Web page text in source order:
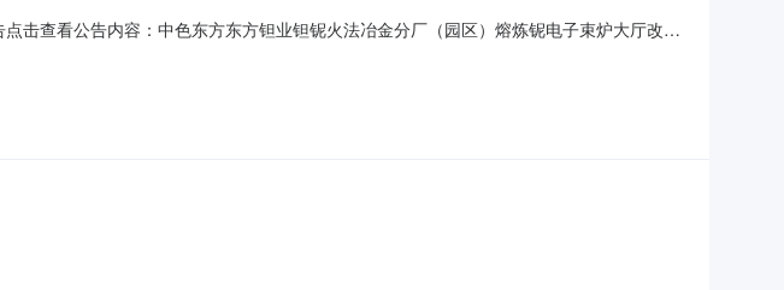
击查看公告内容：中色东方东方钽业钽铌火法冶金分厂（园区）熔炼铌电子束炉大厅改造